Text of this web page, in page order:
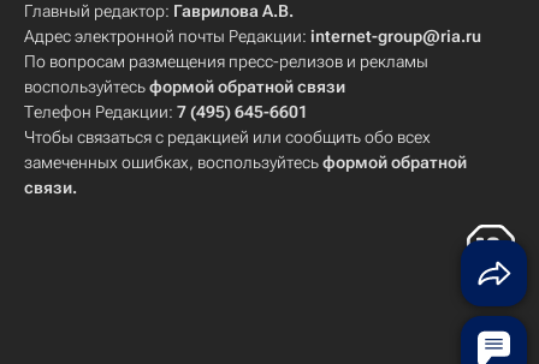
Главный редактор: Гаврилова А.В.
Адрес электронной почты Редакции: internet-group@ria.ru
По вопросам размещения пресс-релизов и рекламы
воспользуйтесьформой обратной связи
Телефон Редакции: 7 (495) 645-6601
Чтобы связаться с редакцией или сообщить обо всех
замеченных ошибках, воспользуйтесьформой обратной
связи.